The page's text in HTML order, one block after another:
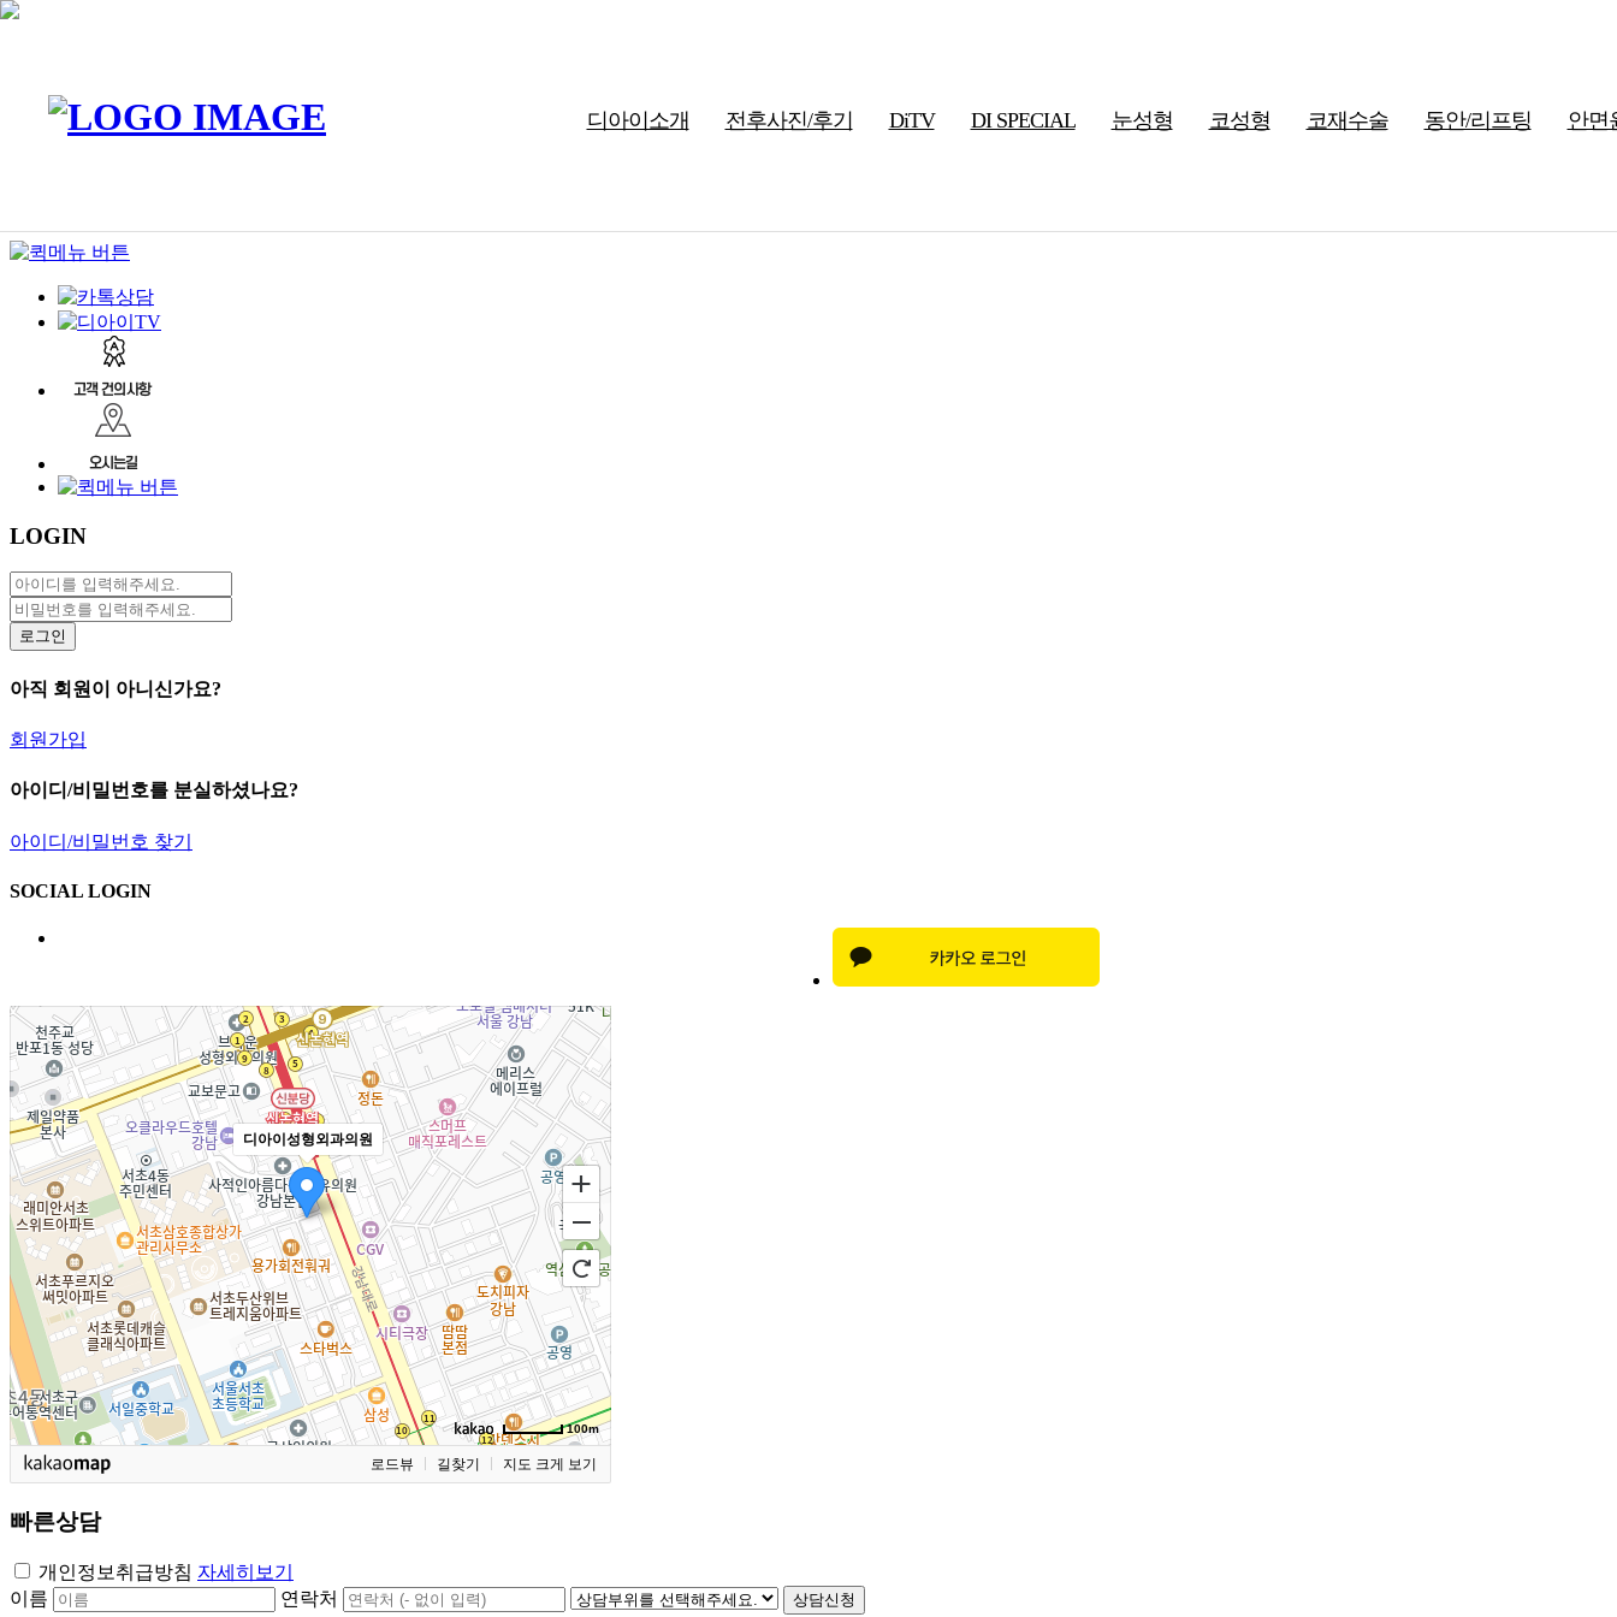
디아이소개 전후사진/후기 DiTV DI SPECIAL 눈성형 코성형 코재수술 동안/리프팅 안면
LOGIN
아직 회원이 아니신가요?
회원가입
아이디/비밀번호를 분실하셨나요?
아이디/비밀번호 찾기
SOCIAL LOGIN
디아이성형외과의원
100m
로드뷰 길찾기 지도 크게 보기
빠른상담
개인정보취급방침 자세히보기
이름
연락처